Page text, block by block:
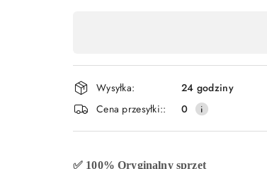
,
płatność
i
dostawa
Wysyłka:
24 godziny
Cena przesyłki::
0
✅ 100% Oryginalny sprzęt